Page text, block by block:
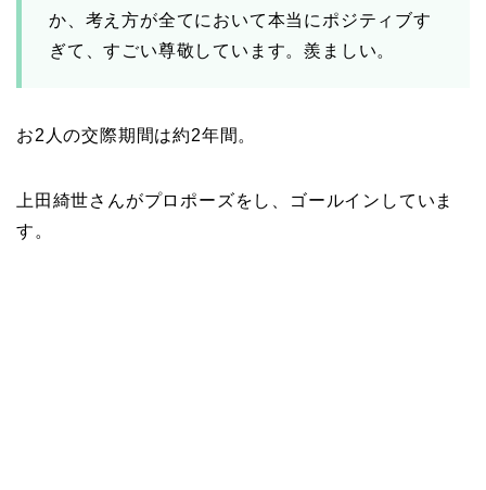
か、考え方が全てにおいて本当にポジティブす
ぎて、すごい尊敬しています。羨ましい。
お2人の交際期間は約2年間 。
上田綺世さんがプロポーズをし、ゴールインしていま
す。